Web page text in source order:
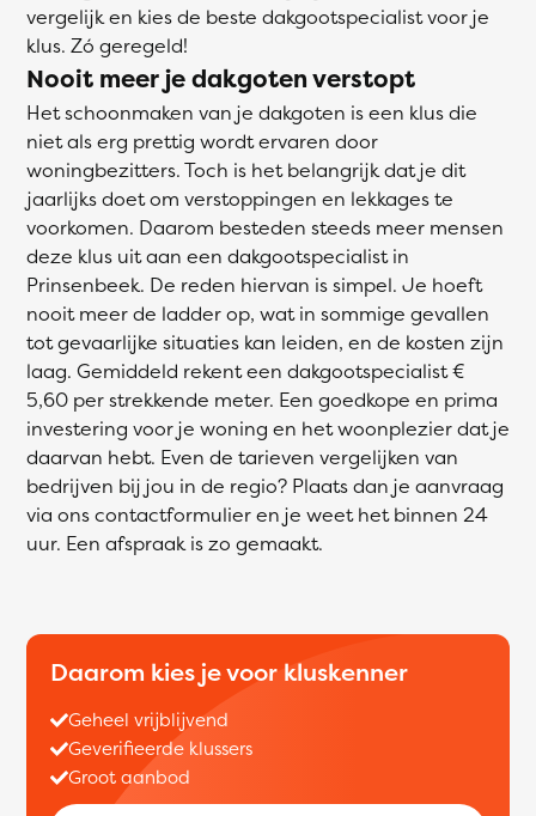
vergelijk en kies de beste dakgootspecialist voor je
klus. Zó geregeld!
Nooit meer je dakgoten verstopt
Het schoonmaken van je dakgoten is een klus die
niet als erg prettig wordt ervaren door
woningbezitters. Toch is het belangrijk dat je dit
jaarlijks doet om verstoppingen en lekkages te
voorkomen. Daarom besteden steeds meer mensen
deze klus uit aan een dakgootspecialist in
Prinsenbeek. De reden hiervan is simpel. Je hoeft
nooit meer de ladder op, wat in sommige gevallen
tot gevaarlijke situaties kan leiden, en de kosten zijn
laag. Gemiddeld rekent een dakgootspecialist €
5,60 per strekkende meter. Een goedkope en prima
investering voor je woning en het woonplezier dat je
daarvan hebt. Even de tarieven vergelijken van
bedrijven bij jou in de regio? Plaats dan je aanvraag
via ons contactformulier en je weet het binnen 24
uur. Een afspraak is zo gemaakt.
Daarom kies je voor kluskenner
Geheel vrijblijvend
Geverifieerde klussers
Groot aanbod